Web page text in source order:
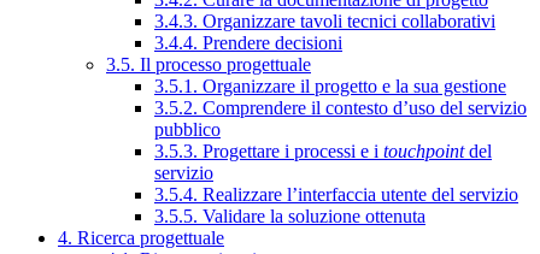
3.4.3. Organizzare tavoli tecnici collaborativi
3.4.4. Prendere decisioni
3.5. Il processo progettuale
3.5.1. Organizzare il progetto e la sua gestione
3.5.2. Comprendere il contesto d’uso del servizio
pubblico
3.5.3. Progettare i processi e i touchpointdel
servizio
3.5.4. Realizzare l’interfaccia utente del servizio
3.5.5. Validare la soluzione ottenuta
4. Ricerca progettuale